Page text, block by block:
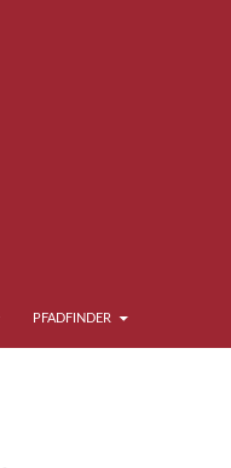
PFADFINDER